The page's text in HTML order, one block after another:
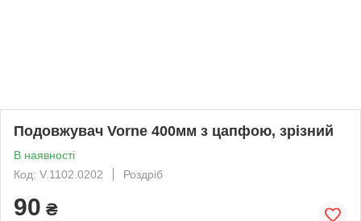
Подовжувач Vorne 400мм з цапфою, зрізний
В наявності
Код: V.1102.0202
Роздріб
90 ₴